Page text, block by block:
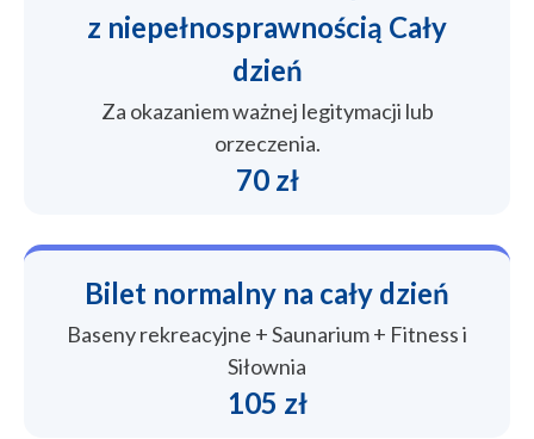
z niepełnosprawnością Cały
dzień
Za okazaniem ważnej legitymacji lub
orzeczenia.
70 zł
Bilet normalny na cały dzień
Baseny rekreacyjne + Saunarium + Fitness i
Siłownia
105 zł